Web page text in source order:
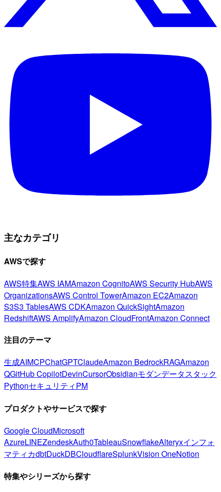
主なカテゴリ
AWSで探す
AWS特集AWS IAMAmazon CognitoAWS Security HubAWS
OrganizationsAWS Control TowerAmazon EC2Amazon
S3S3 TablesAWS CDKAmazon QuickSightAmazon
RedshiftAWS AmplifyAmazon CloudFrontAmazon Connect
注目のテーマ
生成AIMCPChatGPTClaudeAmazon BedrockRAGAmazon
QGitHub CopilotDevinCursorObsidianモダンデータスタック
PythonセキュリティPM
プロダクトやサービスで探す
Google CloudMicrosoft
AzureLINEZendeskAuth0TableauSnowflakeAlteryxインフォ
マティカdbtDuckDBCloudflareSplunkVision OneNotion
特集やシリーズから探す